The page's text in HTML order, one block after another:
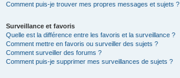
Comment puis-je trouver mes propres messages et sujets ?
Surveillance et favoris
Quelle est la différence entre les favoris et la surveillance ?
Comment mettre en favoris ou surveiller des sujets ?
Comment surveiller des forums ?
Comment puis-je supprimer mes surveillances de sujets ?